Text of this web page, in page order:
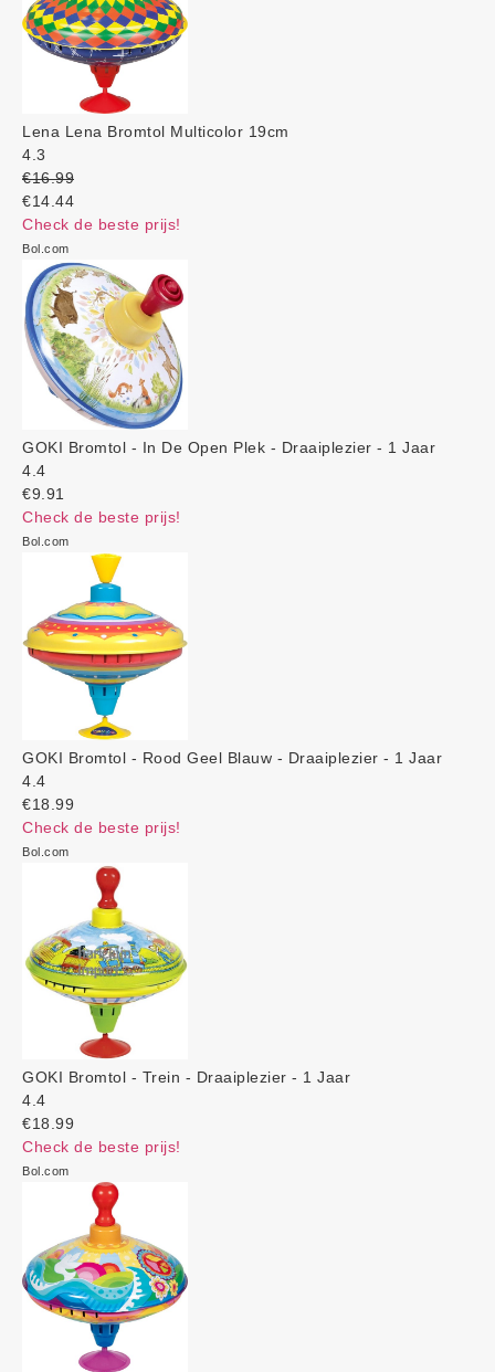
Lena Lena Bromtol Multicolor 19cm
4.3
€16.99
€14.44
Check de beste prijs!
Bol.com
GOKI Bromtol - In De Open Plek - Draaiplezier - 1 Jaar
4.4
€9.91
Check de beste prijs!
Bol.com
GOKI Bromtol - Rood Geel Blauw - Draaiplezier - 1 Jaar
4.4
€18.99
Check de beste prijs!
Bol.com
GOKI Bromtol - Trein - Draaiplezier - 1 Jaar
4.4
€18.99
Check de beste prijs!
Bol.com